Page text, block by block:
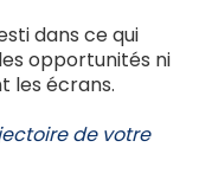
dans ce qui
opportunités ni
les écrans.
de votre